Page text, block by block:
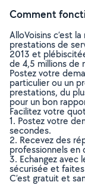
Comment
AlloVoisins c’est
prestations de
2013 et
de 4,5 millions
Postez votre
particulier ou un
prestations, du
pour un bon
Facilitez votre
1. Postez votre
secondes.
2. Recevez des
professionnels en
3. Echangez avec
sécurisée et
C’est gratuit et